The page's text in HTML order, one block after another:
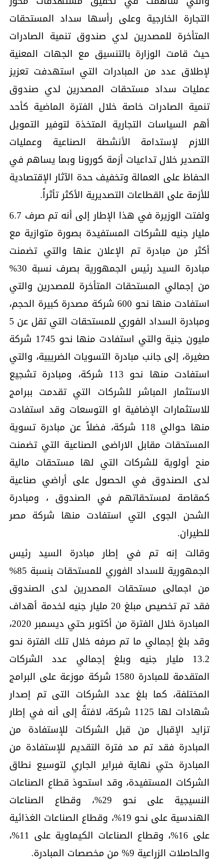
التجارة الخارجية وعلى رأسها سداد المستحقات
المتأخرة للمصدرين لدي صندوق تنمية الصادرات
حيث قامت الوزارة بالتنسيق مع الجهات المعنية
لإطلاق عدد من المبادرات التي استهدفت تعزيز
عمليات سداد مستحقات المصدرين لدي صندوق
تنمية الصادرات خاصة خلال الفترة الماضية كأحد
أهم السياسات التجارية المتخذة لتوفير التمويل
اللازم لإستدامة الأنشطة الصناعية وعمليات
التصدير خلال تداعيات أزمة كورونا وبما يساهم في
الحفاظ على العمالة وتخفيف حدة الآثار الإقتصادية
للأزمة على القطاعات التصديرية الأكثر تأثراً.
ولفتت الوزيرة في هذا الإطار إلى أنه تم صرف 6.7
مليار جنيه للشركات المستفيدة بصورة متوازية مع
أكثر من مبادرة تم الإعلان عنها والتي تضمنت
مبادرة السيد رئيس الجمهورية بصرف نسبة 30%
من إجمالي المستحقات المتأخرة للمصدرين والتي
استفادت منها نحو 600 شركة مصدرة كبيرة الحجم،
ومبادرة السداد الفوري للمستحقات التي تقل عن 5
مليون جنية والتي استفادت منها نحو 1745 شركة
صغيرة، إلى جانب مبادرة التسويات الضريبية، والتي
استفادت منها نحو 113 شركة، ومبادرة تشجيع
الاستثمار المباشر للشركات التي تقدمت ببرامج
للاستثمارات الإضافية او التوسعات وقد استفادت
منها حوالي 118 شركة، فضلاً عن مبادرة تسوية
المستحقات مقابل الاراضى الصناعية التي تضمنت
منح أولوية للشركات التي لها مستحقات مالية
لدى الصندوق في الحصول على أراضي صناعية
كمقاصة لمستحقاتهم في الصندوق ، ومبادرة
الشحن الجوى التي استفادت منها شركة مصر
للطيران.
وقالت إنه تم في إطار مبادرة السيد رئيس
الجمهورية للسداد الفوري للمستحقات بنسبة 85%
من اجمالى مستحقات المصدرين لدى الصندوق
فقد تم تخصيص مبلغ 20 مليار جنيه لخدمة أهداف
المبادرة خلال الفترة من أكتوبر حتي ديسمبر 2020،
وقد بلغ إجمالي ما تم صرفه خلال تلك الفترة نحو
13.2 مليار جنيه وبلغ إجمالي عدد الشركات
المتقدمة للمبادرة 1580 شركة موزعة على البرامج
المختلفة، كما بلغ عدد الشركات التى تم إصدار
شهادات لها 1125 شركة، لافتةً إلى أنه في إطار
تزايد الإقبال من قبل الشركات للإستفادة من
المبادرة فقد تم مد فترة التقديم للإستفادة من
المبادرة حتي نهاية فبراير الجاري لتوسيع نطاق
الشركات المستفيدة، وقد استحوذ قطاع الصناعات
النسيجية على نحو 29%، وقطاع الصناعات
الهندسية على نحو 19%، وقطاع الصناعات الغذائية
على 16%، وقطاع الصناعات الكيماوية على 11%،
والحاصلات الزراعية 9% من مخصصات المبادرة.